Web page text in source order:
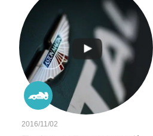
2016/11/02